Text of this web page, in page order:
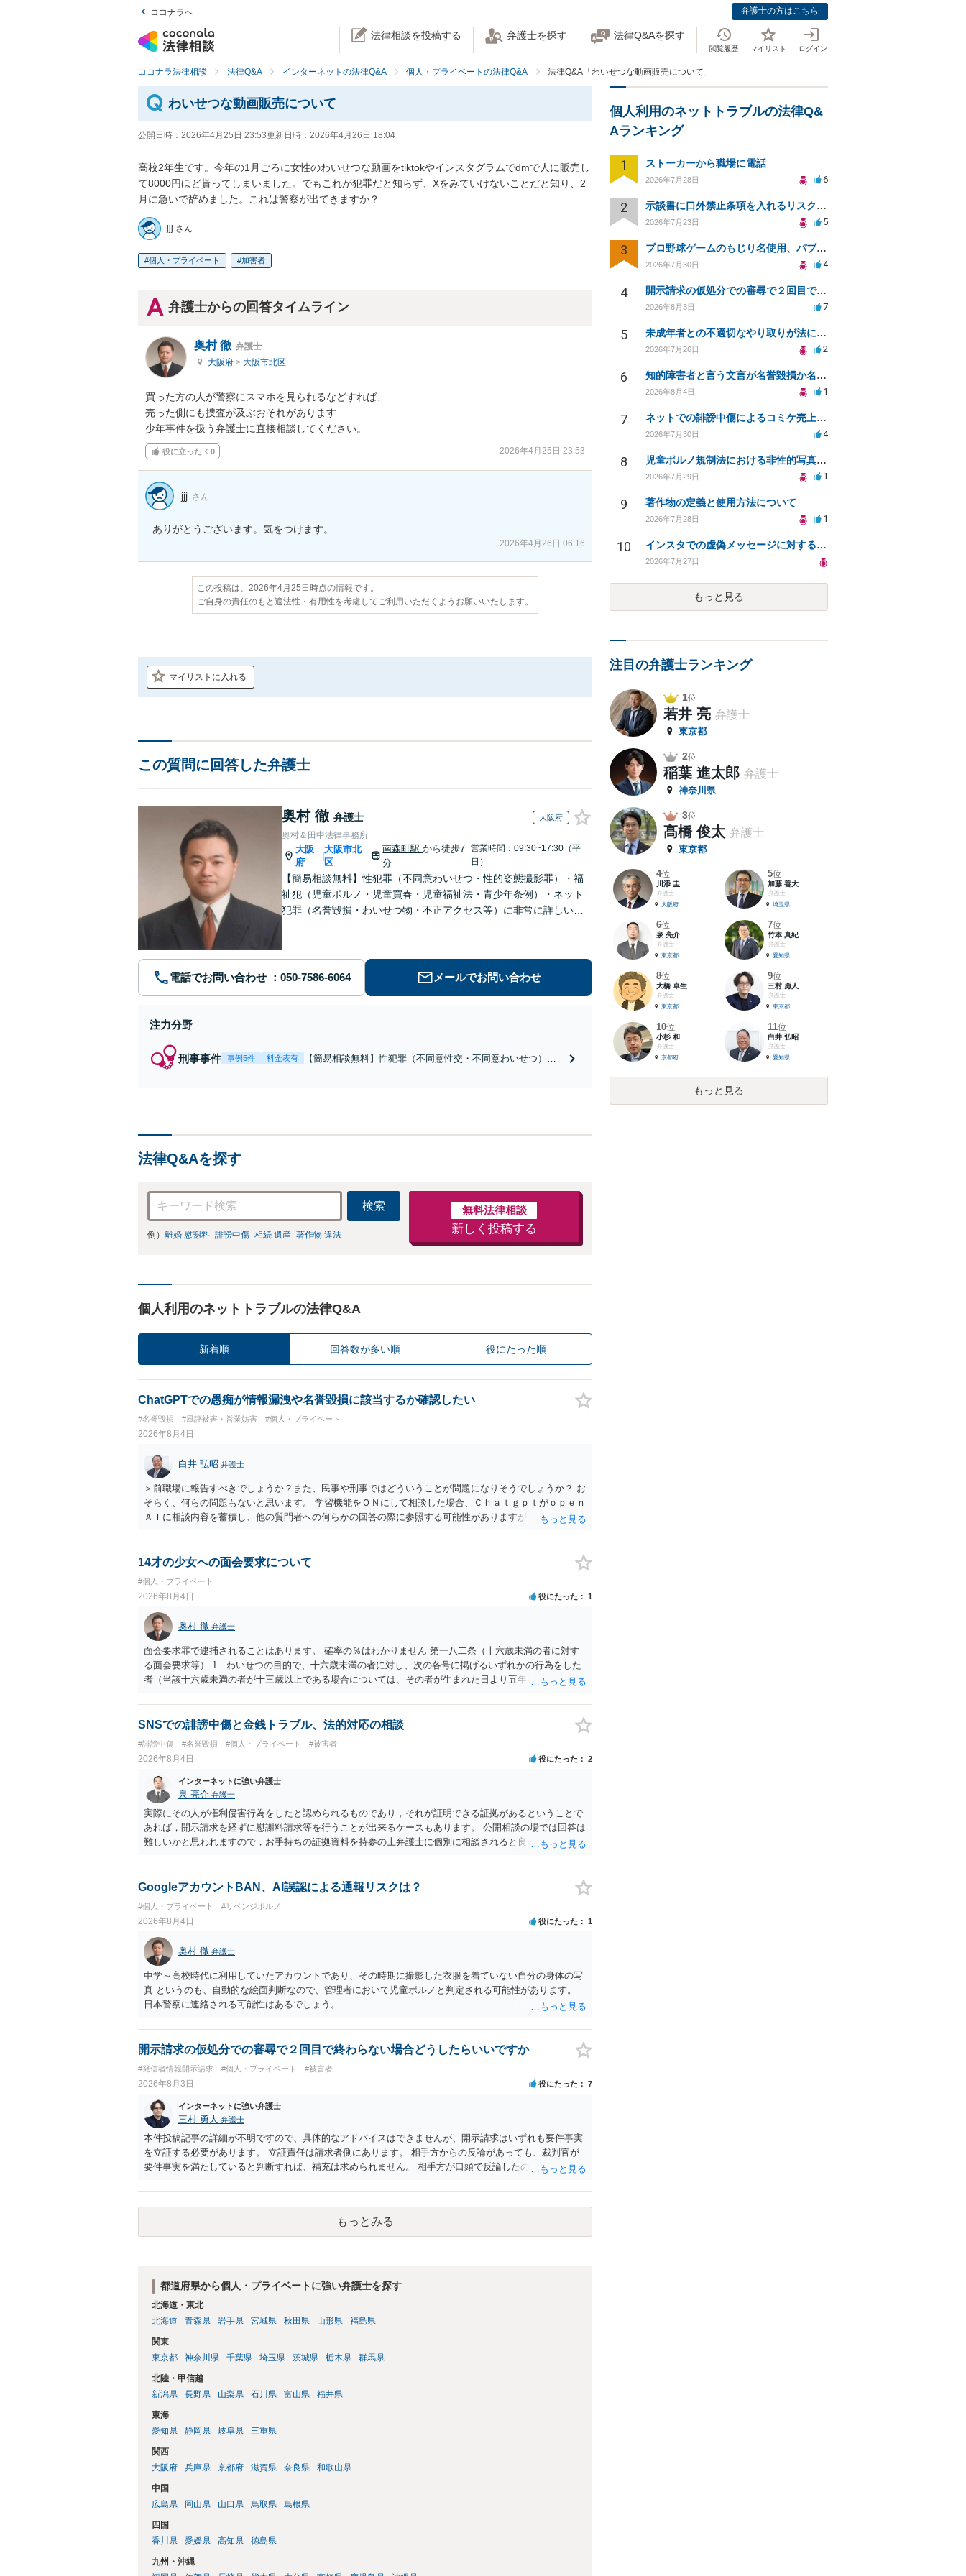
ココナラへ 弁護士の方はこちら
法律相談を投稿する 弁護士を探す 法律Q&Aを探す
閲覧履歴 マイリスト ログイン
ココナラ法律相談 法律Q&A インターネットの法律Q&A 個人・プライベートの法律Q&A 法律Q&A「わいせつな動画販売について」
わいせつな動画販売について
公開日時： 2026年4月25日 23:53更新日時： 2026年4月26日 18:04
高校2年生です。今年の1月ごろに女性のわいせつな動画をtiktokやインスタグラムでdmで人に販売し
て8000円ほど貰ってしまいました。でもこれが犯罪だと知らず、Xをみていけないことだと知り、2
月に急いで辞めました。これは警察が出てきますか？
jjj さん
個人・プライベート 加害者
弁護士からの回答タイムライン
奥村 徹 弁護士
大阪府 > 大阪市北区
買った方の人が警察にスマホを見られるなどすれば、
売った側にも捜査が及ぶおそれがあります
少年事件を扱う弁護士に直接相談してください。
役に立った 0 2026年4月25日 23:53
jjj さん
ありがとうございます。気をつけます。
2026年4月26日 06:16
この投稿は、2026年4月25日時点の情報です。
ご自身の責任のもと適法性・有用性を考慮してご利用いただくようお願いいたします。
マイリストに入れる
この質問に回答した弁護士
奥村 徹 弁護士 大阪府
奥村＆田中法律事務所
大阪
府
|
大阪市北
区
南森町駅から徒歩7
分
営業時間：09:30~17:30（平
日）
【簡易相談無料】性犯罪（不同意わいせつ・性的姿態撮影罪）・福
祉犯（児童ポルノ・児童買春・児童福祉法・青少年条例）・ネット
犯罪（名誉毀損・わいせつ物・不正アクセス等）に非常に詳しい弁
電話でお問い合わせ メールでお問い合わせ
注力分野
刑事事件 事例5件 料金表有
【簡易相談無料】性犯罪（不同意性交・不同意わいせつ）・
法律Q&Aを探す
検索
例） 離婚 慰謝料 誹謗中傷 相続 遺産 著作物 違法
無料法律相談
新しく投稿する
個人利用のネットトラブルの法律Q&A
新着順 回答数が多い順 役にたった順
ChatGPTでの愚痴が情報漏洩や名誉毀損に該当するか確認したい
#名誉毀損 #風評被害・営業妨害 #個人・プライベート
2026年8月4日
白井 弘昭 弁護士
＞前職場に報告すべきでしょうか？また、民事や刑事ではどういうことが問題になりそうでしょうか？ お
そらく、何らの問題もないと思います。 学習機能をＯＮにして相談した場合、Ｃｈａｔｇｐｔがｏｐｅｎ
ＡＩに相談内容を蓄積し、他の質問者への何らかの回答の際に参照する可能性がありますが、個人名や会
ので、その情報自体が、秘密情報に当たるとは思えませんし、名誉棄損として、個人や会社に対する誹謗
中傷の不特定多数への公開に当たるとも思われません。 もちろん、誰がその内容をｃｈａｔｇｐｔに入力
して書き込んだとしても）、相談者さんが刑事民事の責任に問われることはないでしょう。 私見ながらご
参考まで。
14才の少女への面会要求について
#個人・プライベート
2026年8月4日 役にたった 1
奥村 徹 弁護士
面会要求罪で逮捕されることはあります。 確率の％はわかりません 第一八二条（十六歳未満の者に対す
る面会要求等） 1 わいせつの目的で、十六歳未満の者に対し、次の各号に掲げるいずれかの行為をした
者（当該十六歳未満の者が十三歳以上である場合については、その者が生まれた日より五年以上前の日に
又は誘惑して面会を要求すること。 二 拒まれたにもかかわらず、反復して面会を要求すること。 三
金銭その他の利益を供与し、又はその申込み若しくは約束をして面会を要求すること。 2前項の罪を犯
罰金に処する。
SNSでの誹謗中傷と金銭トラブル、法的対応の相談
#誹謗中傷 #名誉毀損 #個人・プライベート #被害者
2026年8月4日 役にたった 2
インターネットに強い弁護士
泉 亮介 弁護士
実際にその人が権利侵害行為をしたと認められるものであり，それが証明できる証拠があるということで
あれば，開示請求を経ずに慰謝料請求等を行うことが出来るケースもあります。 公開相談の場では回答は
難しいかと思われますので，お手持ちの証拠資料を持参の上弁護士に個別に相談されると良いでしょう。
GoogleアカウントBAN、AI誤認による通報リスクは？
#個人・プライベート #リベンジポルノ
2026年8月4日 役にたった 1
奥村 徹 弁護士
中学～高校時代に利用していたアカウントであり、その時期に撮影した衣服を着ていない自分の身体の写
真 というのも、自動的な絵面判断なので、管理者において児童ポルノと判定される可能性があります。
日本警察に連絡される可能性はあるでしょう。
開示請求の仮処分での審尋で２回目で終わらない場合どうしたらいいですか
#発信者情報開示請求 #個人・プライベート #被害者
2026年8月3日 役にたった 7
インターネットに強い弁護士
三村 勇人 弁護士
本件投稿記事の詳細が不明ですので、具体的なアドバイスはできませんが、開示請求はいずれも要件事実
を立証する必要があります。 立証責任は請求者側にあります。 相手方からの反論があっても、裁判官が
要件事実を満たしていると判断すれば、補充は求められません。 相手方が口頭で反論したのは、仮処分は
はXのため、APのIPアドレスの保存期間の問題もございます。 開示請求は法律知識が不可欠ですが、それ
だけでは足りず、実務を踏まえた方法を選択することが重要です。
もっとみる
都道府県から個人・プライベートに強い弁護士を探す
北海道・東北
北海道
青森県 岩手県 宮城県 秋田県 山形県 福島県
関東
東京都
神奈川県 千葉県 埼玉県 茨城県 栃木県 群馬県
北陸・甲信越
新潟県
長野県 山梨県 石川県 富山県 福井県
東海
愛知県
静岡県 岐阜県 三重県
関西
大阪府
兵庫県 京都府 滋賀県 奈良県 和歌山県
中国
広島県
岡山県 山口県 鳥取県 島根県
四国
香川県
愛媛県 高知県 徳島県
九州・沖縄
個人利用のネットトラブルの法律Q&
Aランキング
1 ストーカーから職場に電話
2026年7月28日 6
2 示談書に口外禁止条項を入れるリスクはありますか？
2026年7月23日 5
3 プロ野球ゲームのもじり名使用、パブリシティ権の影響は？
2026年7月30日 4
4 開示請求の仮処分での審尋で２回目で終わらない場合どうしたらいいですか
2026年8月3日 7
5 未成年者との不適切なやり取りが法に触れる可能性と対処法
2026年7月26日 2
6 知的障害者と言う文言が名誉毀損か名誉感情の侵害になるか教えてほしい。
2026年8月4日 1
7 ネットでの誹謗中傷によるコミケ売上減少、損害賠償は可能か？
2026年7月30日 4
8 児童ポルノ規制法における非性的写真とテキストの扱いは？
2026年7月29日 1
9 著作物の定義と使用方法について
2026年7月28日 1
10 インスタでの虚偽メッセージに対する法的対応の必要性は？
2026年7月27日
もっと見る
注目の弁護士ランキング
1位
若井 亮 弁護士
東京都
2位
稲葉 進太郎 弁護士
神奈川県
3位
髙橋 俊太 弁護士
東京都
4位
川添 圭
弁護士
大阪府
5位
加藤 善大
弁護士
埼玉県
6位
泉 亮介
弁護士
東京都
7位
竹本 真紀
弁護士
愛知県
8位
大橋 卓生
弁護士
東京都
9位
三村 勇人
弁護士
東京都
10位
小杉 和
弁護士
京都府
11位
白井 弘昭
弁護士
愛知県
もっと見る